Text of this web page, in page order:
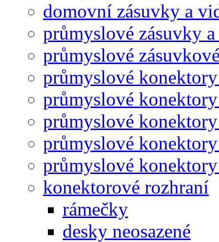
domovní zásuvky a
průmyslové zásuvky
průmyslové
průmyslové
průmyslové
průmyslové
průmyslové
průmyslové
konektorové rozhraní
rámečky
desky neosazené